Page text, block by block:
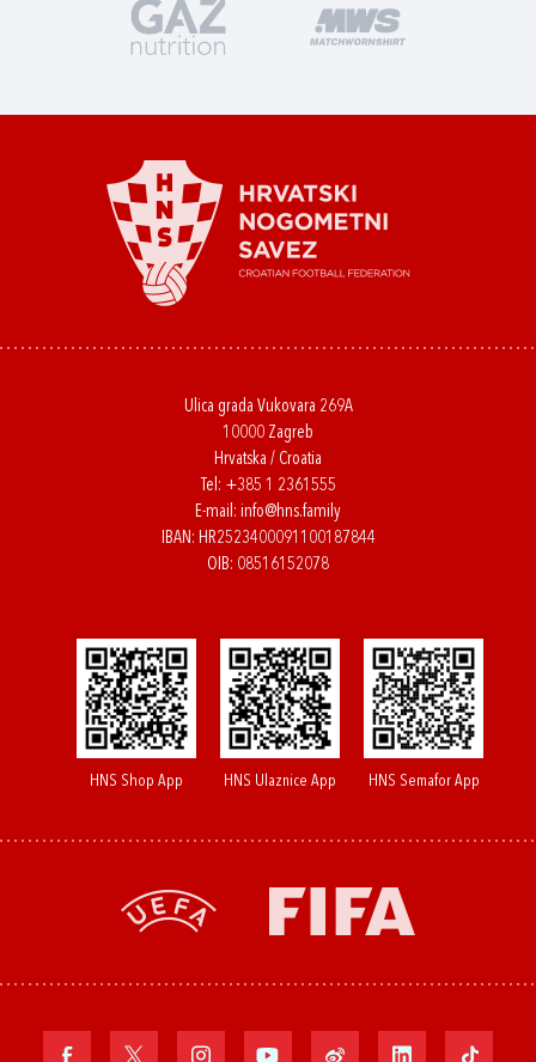
Ulica grada Vukovara 269A
10000 Zagreb
Hrvatska / Croatia
Tel: +385 1 2361555
E-mail: info@hns.family
IBAN: HR2523400091100187844
OIB: 08516152078
HNS Shop App HNS Ulaznice App HNS Semafor App